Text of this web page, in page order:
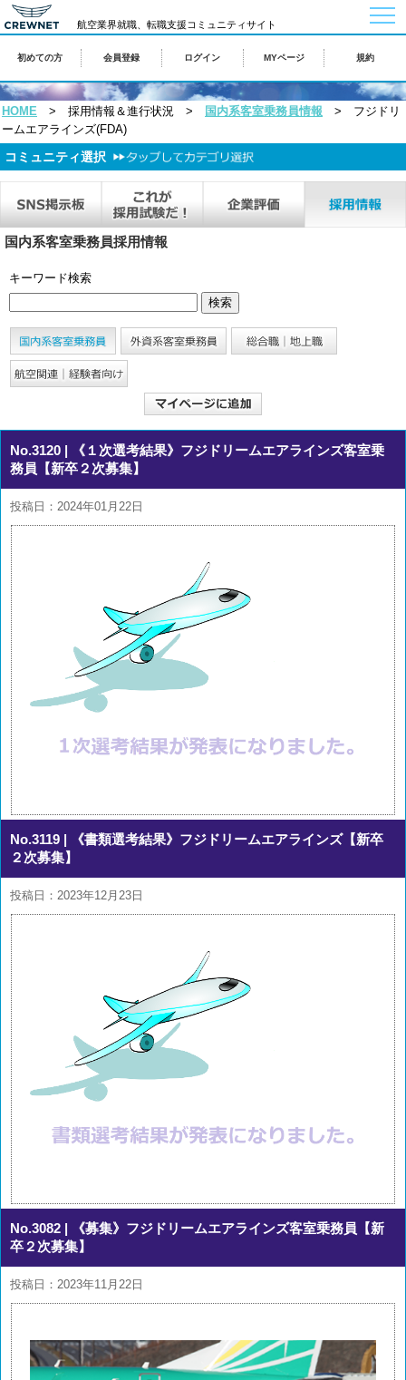
航空業界就職、転職支援コミュニティサイト
初めての方 会員登録 ログイン MYページ 規約
HOME > 採用情報＆進行状況 > 国内系客室乗務員情報 > フジドリ
ームエアラインズ(FDA)
コミュニティ選択
国内系客室乗務員採用情報
キーワード検索
No.3120 | 《１次選考結果》フジドリームエアラインズ客室乗
務員【新卒２次募集】
投稿日：2024年01月22日
No.3119 | 《書類選考結果》フジドリームエアラインズ【新卒
２次募集】
投稿日：2023年12月23日
No.3082 | 《募集》フジドリームエアラインズ客室乗務員【新
卒２次募集】
投稿日：2023年11月22日